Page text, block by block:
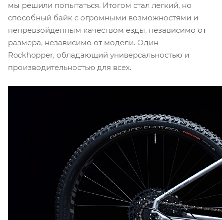
мы решили попытаться. Итогом стал легкий, но
способный байк с огромными возможностями и
непревзойденным качеством езды, независимо от
размера, независимо от модели. Один
Rockhopper, обладающий универсальностью и
производительностью для всех.